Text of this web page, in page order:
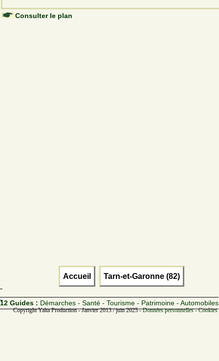
Consulter le plan
Accueil Tarn-et-Garonne (82)
12 Guides : Démarches - Santé - Tourisme - Patrimoine - Automobiles
Copyright Yalta Production - Janvier 2013 / juin 2025 -Données personnelles -